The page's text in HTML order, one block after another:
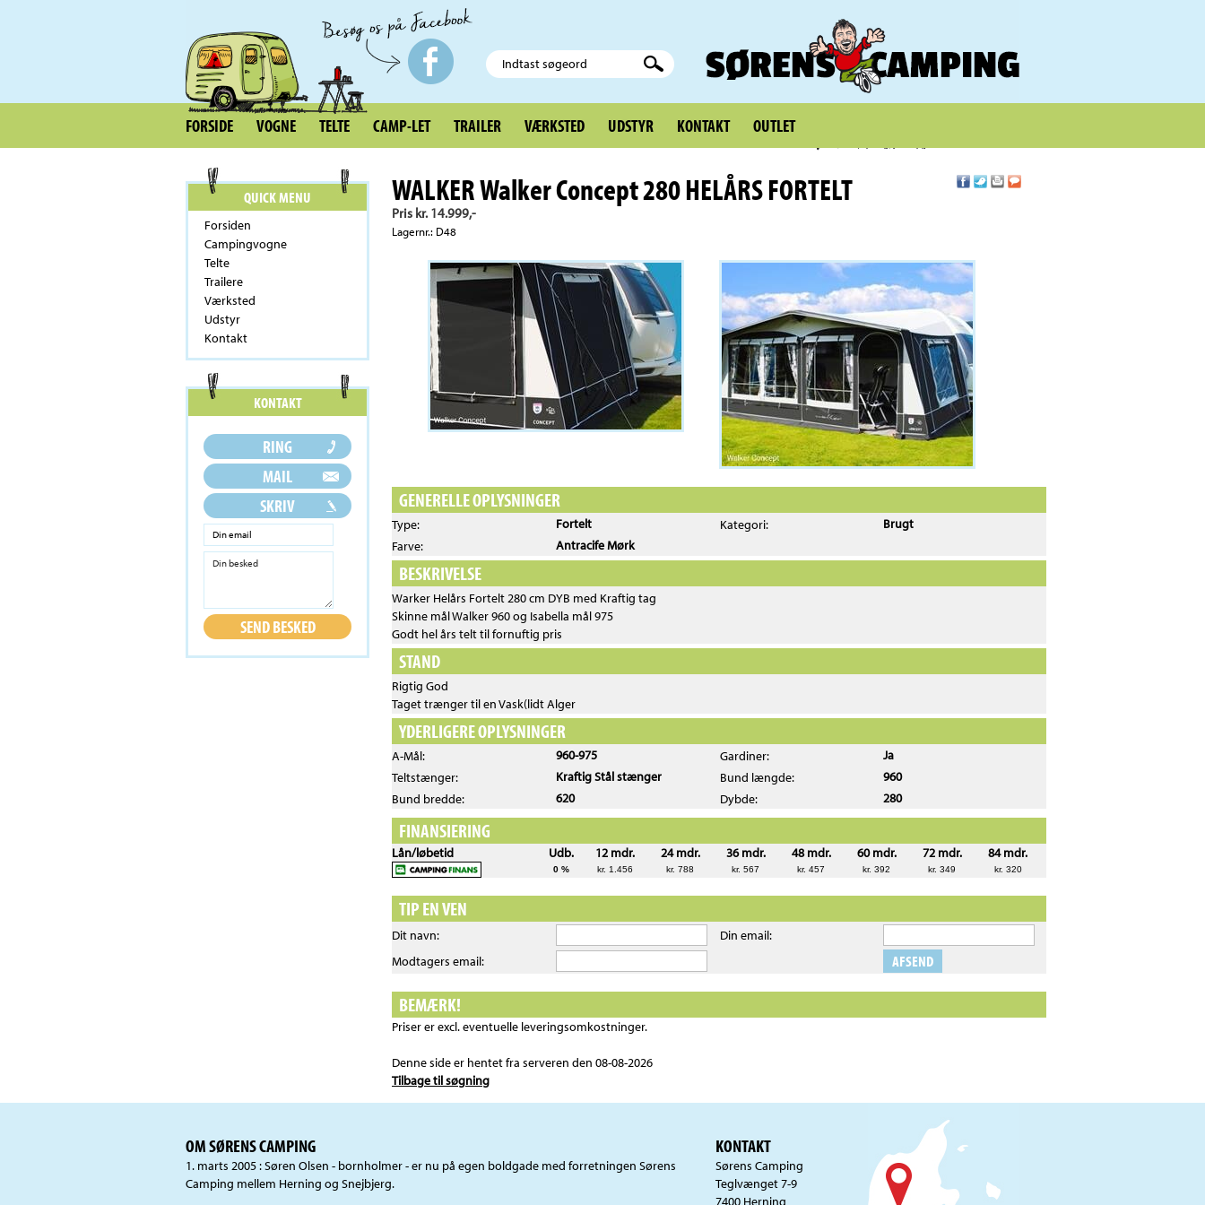
FORSIDE VOGNE TELTE CAMP-LET TRAILER VÆRKSTED UDSTYR KONTAKT OUTLET
QUICK MENU
Forsiden
Campingvogne
Telte
Trailere
Værksted
Udstyr
Kontakt
WALKER Walker Concept 280 HELÅRS FORTELT
Pris kr. 14.999,-
Lagernr.: D48
GENERELLE OPLYSNINGER
Type: Fortelt Kategori:
Brugt
Farve:
Antracife Mørk
BESKRIVELSE
Warker Helårs Fortelt 280 cm DYB med Kraftig tag
Skinne mål Walker 960 og Isabella mål 975
Godt hel års telt til fornuftig pris
STAND
Rigtig God
Taget trænger til en Vask(lidt Alger
YDERLIGERE OPLYSNINGER
A-Mål: 960-975 Gardiner:
Ja
Teltstænger:
Kraftig Stål stænger Bund længde:
960
Bund bredde:
620 Dybde: 280
FINANSIERING
Lån/løbetid Udb. 12 mdr. 24 mdr. 36 mdr. 48 mdr. 60 mdr. 72 mdr. 84 mdr.
0 % kr. 1.456 kr. 788 kr. 567 kr. 457 kr. 392 kr. 349 kr. 320
TIP EN VEN
Dit navn:
Din email:
Modtagers email:
BEMÆRK!
Priser er excl. eventuelle leveringsomkostninger.
Denne side er hentet fra serveren den 08-08-2026
Tilbage til søgning
OM SØRENS CAMPING
1. marts 2005 : Søren Olsen - bornholmer - er nu på egen boldgade med forretningen Sørens
Camping mellem Herning og Snejbjerg.
KONTAKT
Sørens Camping
Teglvænget 7-9
7400 Herning